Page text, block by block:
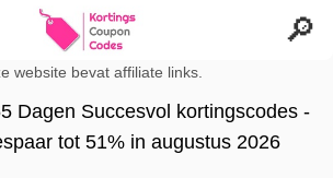
website bevat affiliate links.
Dagen Succesvol kortingscodes -
tot 51% in augustus 2026